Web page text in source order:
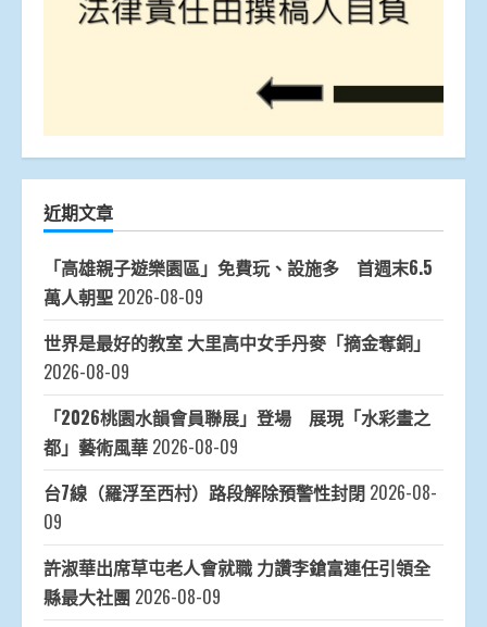
近期文章
「高雄親子遊樂園區」免費玩、設施多 首週末6.5
萬人朝聖 2026-08-09
世界是最好的教室 大里高中女手丹麥「摘金奪銅」
2026-08-09
「2026桃園水韻會員聯展」登場 展現「水彩畫之
都」藝術風華 2026-08-09
台7線（羅浮至西村）路段解除預警性封閉 2026-08-
09
許淑華出席草屯老人會就職 力讚李鎗富連任引領全
縣最大社團 2026-08-09